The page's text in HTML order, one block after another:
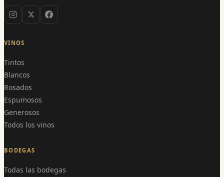
VINOS
Tintos
Blancos
Rosados
Espumosos
Generosos
Todos los vinos
BODEGAS
Todas las bodegas